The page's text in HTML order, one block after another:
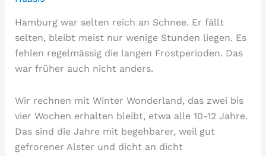
Hamburg war selten reich an Schnee. Er fällt
selten, bleibt meist nur wenige Stunden liegen. Es
fehlen regelmässig die langen Frostperioden. Das
war früher auch nicht anders.
Wir rechnen mit Winter Wonderland, das zwei bis
vier Wochen erhalten bleibt, etwa alle 10-12 Jahre.
Das sind die Jahre mit begehbarer, weil gut
gefrorener Alster und dicht an dicht